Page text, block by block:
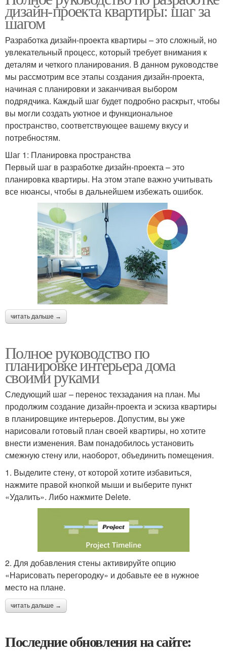
дизайн-проекта квартиры: шаг за
шагом
Разработка дизайн-проекта квартиры – это сложный, но
увлекательный процесс, который требует внимания к
деталям и четкого планирования. В данном руководстве
мы рассмотрим все этапы создания дизайн-проекта,
начиная с планировки и заканчивая выбором
подрядчика. Каждый шаг будет подробно раскрыт, чтобы
вы могли создать уютное и функциональное
пространство, соответствующее вашему вкусу и
потребностям.
Шаг 1: Планировка пространства
Первый шаг в разработке дизайн-проекта – это
планировка квартиры. На этом этапе важно учитывать
все нюансы, чтобы в дальнейшем избежать ошибок.
читать дальше →
Полное руководство по
планировке интерьера дома
своими руками
Следующий шаг – перенос техзадания на план. Мы
продолжим создание дизайн-проекта и эскиза квартиры
в планировщике интерьеров. Допустим, вы уже
нарисовали готовый план своей квартиры, но хотите
внести изменения. Вам понадобилось установить
смежную стену или, наоборот, объединить помещения.
1. Выделите стену, от которой хотите избавиться,
нажмите правой кнопкой мыши и выберите пункт
«Удалить». Либо нажмите Delete.
2. Для добавления стены активируйте опцию
«Нарисовать перегородку» и добавьте ее в нужное
место на плане.
читать дальше →
Последние обновления на сайте: